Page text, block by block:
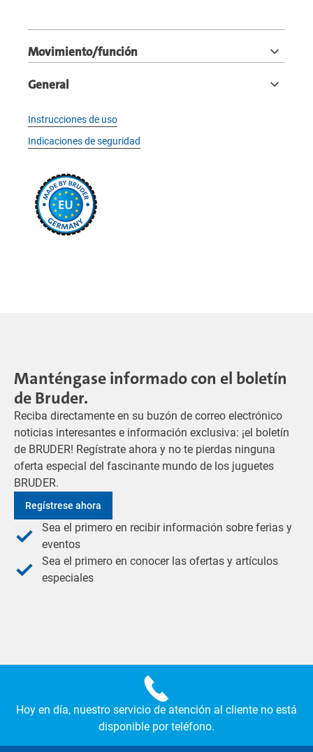
Movimiento/función
General
Instrucciones de uso
Indicaciones de seguridad
Manténgase informado con el boletín
de Bruder.
Reciba directamente en su buzón de correo electrónico
noticias interesantes e información exclusiva: ¡el boletín
de BRUDER! Regístrate ahora y no te pierdas ninguna
oferta especial del fascinante mundo de los juguetes
BRUDER.
Regístrese ahora
Sea el primero en recibir información sobre ferias y
eventos
Sea el primero en conocer las ofertas y artículos
especiales
Hoy en día, nuestro servicio de atención al cliente no está
disponible por teléfono.